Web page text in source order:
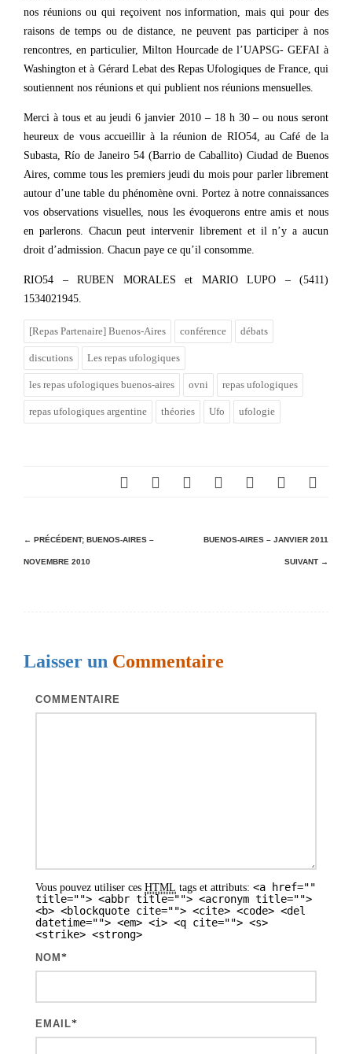
nos réunions ou qui reçoivent nos information, mais qui pour des
raisons de temps ou de distance, ne peuvent pas participer à nos
rencontres, en particulier, Milton Hourcade de l’UAPSG- GEFAI à
Washington et à Gérard Lebat des Repas Ufologiques de France, qui
soutiennent nos réunions et qui publient nos réunions mensuelles.
Merci à tous et au jeudi 6 janvier 2010 – 18 h 30 – ou nous seront
heureux de vous accueillir à la réunion de RIO54, au Café de la
Subasta, Río de Janeiro 54 (Barrio de Caballito) Ciudad de Buenos
Aires, comme tous les premiers jeudi du mois pour parler librement
autour d’une table du phénomène ovni. Portez à notre connaissances
vos observations visuelles, nous les évoquerons entre amis et nous
en parlerons. Chacun peut intervenir librement et il n’y a aucun
droit d’admission. Chacun paye ce qu’il consomme.
RIO54 – RUBEN MORALES et MARIO LUPO – (5411)
1534021945.
[Repas Partenaire] Buenos-Aires conférence débats
discutions Les repas ufologiques
les repas ufologiques buenos-aires ovni repas ufologiques
repas ufologiques argentine théories Ufo ufologie
N
a
a
← PRÉCÉDENT; BUENOS-AIRES –
NOVEMBRE 2010
BUENOS-AIRES – JANVIER 2011
SUIVANT →
Laisser un Commentaire
COMMENTAIRE
Vous pouvez utiliser ces HTML tags et attributs: <a href=""
title=""> <abbr title=""> <acronym title="">
<b> <blockquote cite=""> <cite> <code> <del
datetime=""> <em> <i> <q cite=""> <s>
<strike> <strong>
NOM *
EMAIL*